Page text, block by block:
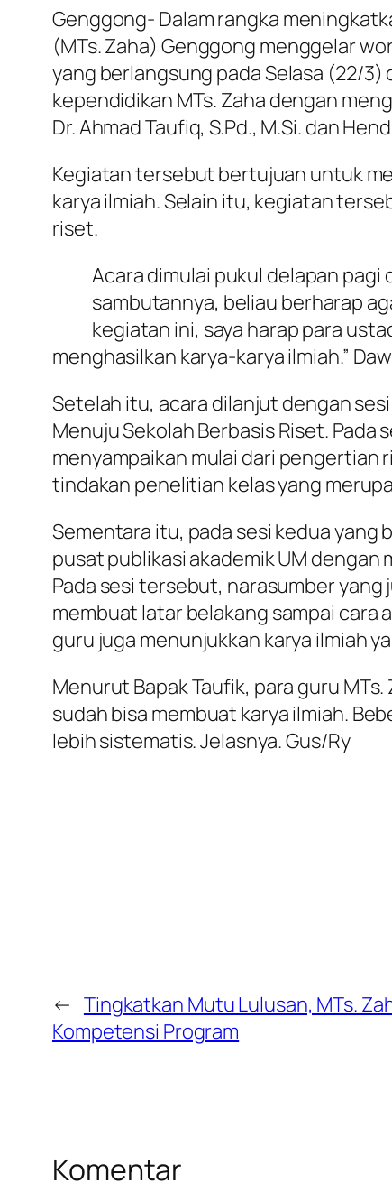
Genggong- Dalam rangka
(MTs. Zaha) Genggong menggelar
yang berlangsung pada Selasa (22/3)
kependidikan MTs. Zaha dengan
Dr. Ahmad Taufiq, S.Pd., M.Si. dan
Kegiatan tersebut bertujuan untuk
karya ilmiah. Selain itu, kegiatan
riset.
Acara dimulai pukul delapan pagi
sambutannya, beliau berharap
kegiatan ini, saya harap para
menghasilkan karya-karya ilmiah.”
Setelah itu, acara dilanjut dengan
Menuju Sekolah Berbasis Riset. Pada
menyampaikan mulai dari pengertian
tindakan penelitian kelas yang
Sementara itu, pada sesi kedua yang
pusat publikasi akademik UM
Pada sesi tersebut, narasumber yang
membuat latar belakang sampai cara
guru juga menunjukkan karya ilmiah
Menurut Bapak Taufik, para guru
sudah bisa membuat karya ilmiah.
lebih sistematis. Jelasnya. Gus/Ry
← Tingkatkan Mutu Lulusan, MTs.
Kompetensi Program
Komentar